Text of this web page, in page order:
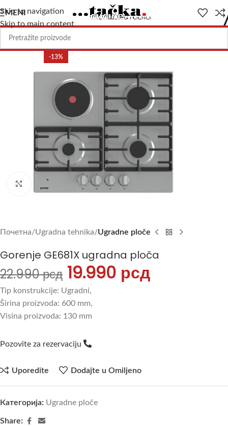
Skip to navigation
Skip to main content
MENI
-13%
Почетна Ugradna tehnika Ugradne ploče
Gorenje GE681X ugradna ploča
22.990рсд 19.990 рсд
Tip konstrukcije: Ugradni,
Širina proizvoda: 600 mm,
Visina proizvoda: 130 mm
Pozovite za rezervaciju
Uporedite Dodajte u Omiljeno
Категорија: Ugradne ploče
Share: